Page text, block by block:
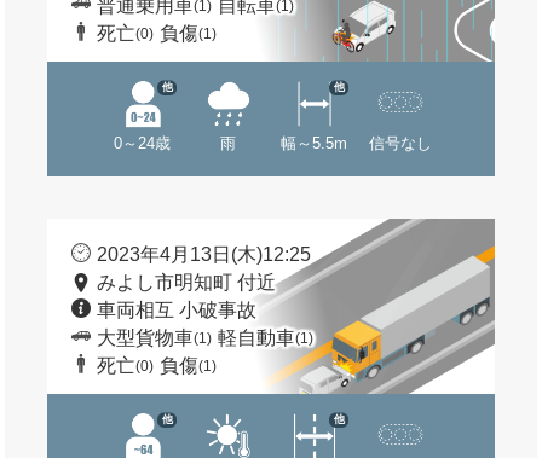
普通乗用車(1) 自転車(1)
死亡(0) 負傷(1)
0～24歳
他
雨 幅～5.5m
他
信号なし
2023年4月13日(木)12:25
みよし市明知町 付近
車両相互 小破事故
大型貨物車(1) 軽自動車(1)
死亡(0) 負傷(1)
他 他